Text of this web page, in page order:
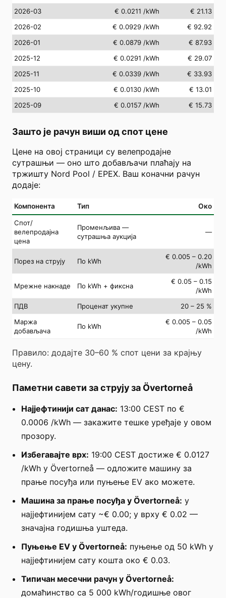
2026-03
€ 0.0211 /kWh
€ 21.13
2026-02
€ 0.0929 /kWh
€ 92.92
2026-01
€ 0.0879 /kWh
€ 87.93
2025-12
€ 0.0291 /kWh
€ 29.07
2025-11
€ 0.0339 /kWh
€ 33.93
2025-10
€ 0.0130 /kWh
€ 13.01
2025-09
€ 0.0157 /kWh € 15.73
Зашто је рачун виши од спот цене
Цене на овој страници су велепродајне
сутрашњи — оно што добављачи плаћају на
тржишту Nord Pool / EPEX. Ваш коначни рачун
додаје:
Компонента Тип Око
Спот/
велепродајна
цена
Променљива —
сутрашња аукција
—
Порез на струју По kWh
€ 0.005 – 0.20
/kWh
Мрежне накнаде По kWh + фиксна
€ 0.05 – 0.15
/kWh
ПДВ
Проценат укупне
20 – 25 %
Маржа
добављача
По kWh
€ 0.005 – 0.05
/kWh
Правило: додајте 30–60 % спот цени за крајњу
цену.
Паметни савети за струју за Övertorneå
Најјефтинији сат данас: 13:00 CEST по €
0.0006 /kWh — закажите тешке уређаје у овом
прозору.
Избегавајте врх: 19:00 CEST достиже € 0.0127
/kWh у Övertorneå — одложите машину за
прање посуђа или пуњење EV ако можете.
Машина за прање посуђа у Övertorneå: у
најјефтинијем сату ~€ 0.00; у врху € 0.02 —
значајна годишња уштеда.
Пуњење EV у Övertorneå: пуњење од 50 kWh у
најјефтинијем сату кошта око € 0.03.
Типичан месечни рачун у Övertorneå:
домаћинство са 5 000 kWh/годишње овог